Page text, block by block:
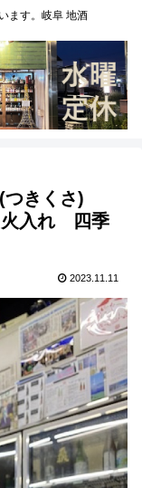
ます。岐阜 地酒
つきくさ)
入れ 四季
2023.11.11